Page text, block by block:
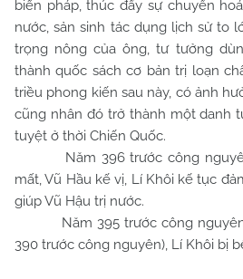
biến pháp, thúc đẩy sự chuyển
nước, sản sinh tác dụng lịch sử to
trọng nông của ông, tư tưởng
thành quốc sách cơ bản trị loạn
triều phong kiến sau này, có ảnh
cũng nhân đó trở thành một danh
tuyệt ở thời Chiến Quốc.
Năm 396 trước công nguyên,
mất, Vũ Hầu kế vị, Lí Khôi kế tục
giúp Vũ Hậu trị nước.
Năm 395 trước công nguyên
390 trước công nguyên), Lí Khôi bị